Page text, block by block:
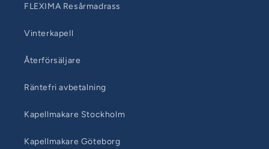
FLEXIMA Resårmadrass
Vinterkapell
Återförsäljare
Räntefri avbetalning
Kapellmakare Stockholm
Kapellmakare Göteborg